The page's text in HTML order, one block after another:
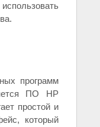
программ
ПО HP
простой и
который